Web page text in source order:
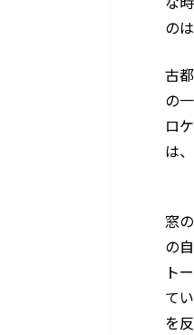
の
古
の
ロ
は
窓
の
ト
て
を